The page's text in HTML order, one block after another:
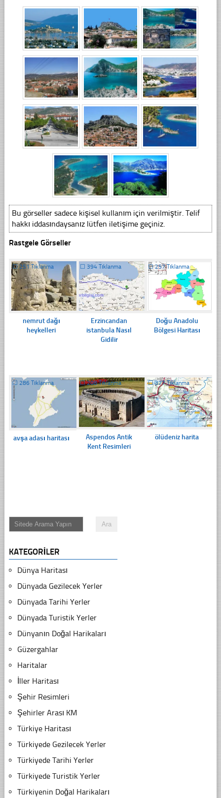
Bu görseller sadece kişisel kullanım için verilmiştir. Telif
hakkı iddasındaysanız lütfen iletişime geçiniz.
Rastgele Görseller
☐251 Tıklanma
nemrut dağı
heykelleri
☐ 394 Tıklanma
Erzincandan
istanbula Nasıl
Gidilir
☐257 Tıklanma
Doğu Anadolu
Bölgesi Haritası
☐ 286 Tıklanma
avşa adası haritası
☐208 Tıklanma
Aspendos Antik
Kent Resimleri
☐377 Tıklanma
ölüdeniz harita
KATEGORILER
Dünya Haritası
Dünyada Gezilecek Yerler
Dünyada Tarihi Yerler
Dünyada Turistik Yerler
Dünyanın Doğal Harikaları
Güzergahlar
Haritalar
İller Haritası
Şehir Resimleri
Şehirler Arası KM
Türkiye Haritası
Türkiyede Gezilecek Yerler
Türkiyede Tarihi Yerler
Türkiyede Turistik Yerler
Türkiyenin Doğal Harikaları